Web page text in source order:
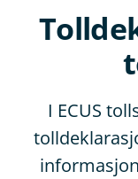
I ECUS